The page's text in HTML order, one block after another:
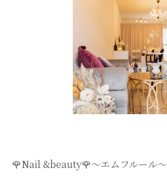
🌹Nail &beauty🌹〜エムフルール〜